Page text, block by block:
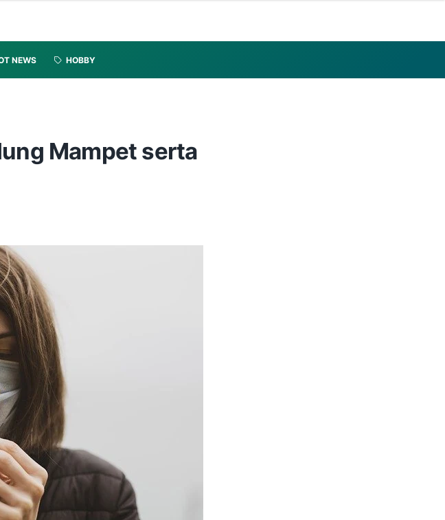
NEWS HOBBY
Mampet serta